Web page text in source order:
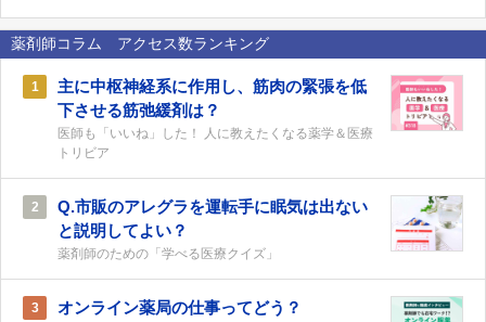
薬剤師コラム アクセス数ランキング
1
主に中枢神経系に作用し、筋肉の緊張を低
下させる筋弛緩剤は？
医師も「いいね」した！ 人に教えたくなる薬学＆医療
トリビア
2
Q.市販のアレグラを運転手に眠気は出ない
と説明してよい？
薬剤師のための「学べる医療クイズ」
3 オンライン薬局の仕事ってどう？